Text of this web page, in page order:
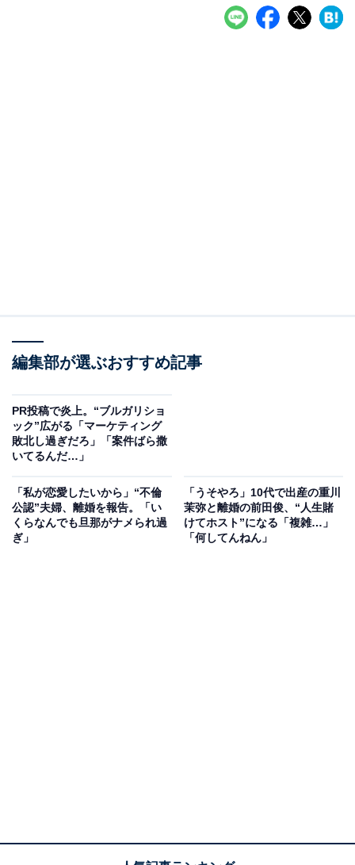
編集部が選ぶおすすめ記事
PR投稿で炎上。“ブルガリショ
ック”広がる「マーケティング
敗北し過ぎだろ」「案件ばら撒
いてるんだ…」
「私が恋愛したいから」“不倫
公認”夫婦、離婚を報告。「い
くらなんでも旦那がナメられ過
ぎ」
「うそやろ」10代で出産の重川
茉弥と離婚の前田俊、“人生賭
けてホスト”になる「複雑…」
「何してんねん」